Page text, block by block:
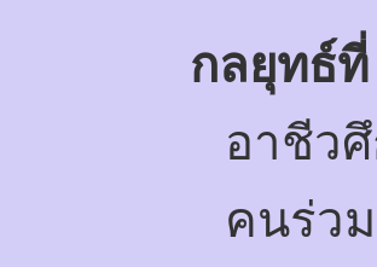
กลยุทธ์
อาชีว
คนร่ว